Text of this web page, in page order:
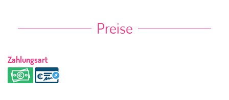
Preise
Zahlungsart